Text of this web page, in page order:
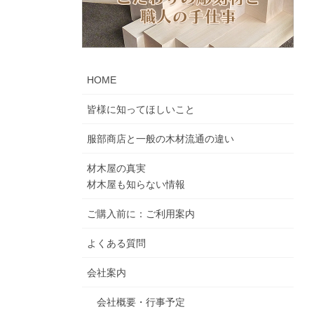
HOME
皆様に知ってほしいこと
服部商店と一般の木材流通の違い
材木屋の真実
材木屋も知らない情報
ご購入前に：ご利用案内
よくある質問
会社案内
会社概要・行事予定